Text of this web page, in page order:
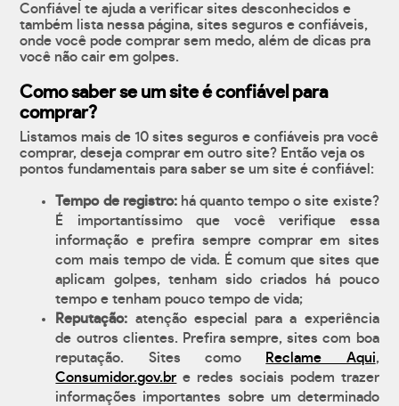
Confiável te ajuda a verificar sites desconhecidos e
também lista nessa página, sites seguros e confiáveis,
onde você pode comprar sem medo, além de dicas pra
você não cair em golpes.
Como saber se um site é confiável para
comprar?
Listamos mais de 10 sites seguros e confiáveis pra você
comprar, deseja comprar em outro site? Então veja os
pontos fundamentais para saber se um site é confiável:
Tempo de registro:há quanto tempo o site existe?
É importantíssimo que você verifique essa
informação e prefira sempre comprar em sites
com mais tempo de vida. É comum que sites que
aplicam golpes, tenham sido criados há pouco
tempo e tenham pouco tempo de vida;
Reputação: atenção especial para a experiência
de outros clientes. Prefira sempre, sites com boa
reputação. Sites como
Reclame Aqui,
Consumidor.gov.br e redes sociais podem trazer
informações importantes sobre um determinado